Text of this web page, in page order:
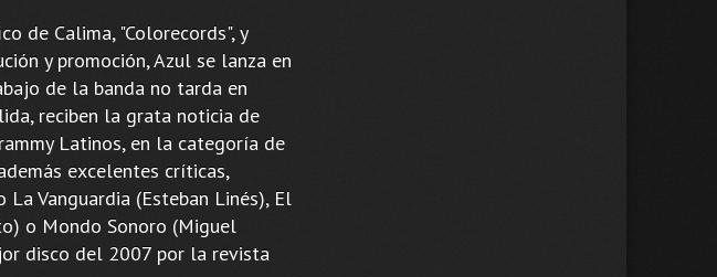
de Calima, "Colorecords", y
y promoción, Azul se lanza en
de la banda no tarda en
reciben la grata noticia de
Latinos, en la categoría de
excelentes críticas,
Vanguardia (Esteban Linés), El
o Mondo Sonoro (Miguel
disco del 2007 por la revista